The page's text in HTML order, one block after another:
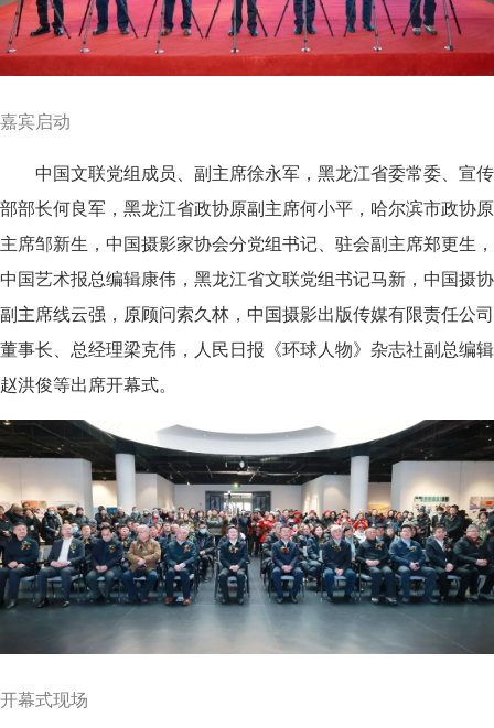
嘉宾启动
中国文联党组成员、副主席徐永军，黑龙江省委常委、宣传
部部长何良军，黑龙江省政协原副主席何小平，哈尔滨市政协原
主席邹新生，中国摄影家协会分党组书记、驻会副主席郑更生，
中国艺术报总编辑康伟，黑龙江省文联党组书记马新，中国摄协
副主席线云强，原顾问索久林，中国摄影出版传媒有限责任公司
董事长、总经理梁克伟，人民日报《环球人物》杂志社副总编辑
赵洪俊等出席开幕式。
开幕式现场